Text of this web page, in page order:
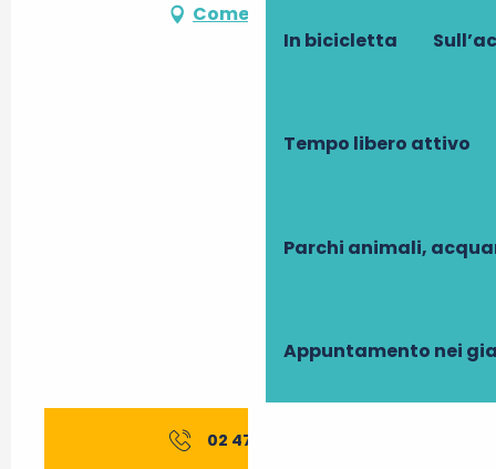
In bicicletta
Tempo libero attivo
Parchi animali,
Appuntamento nei
Come arrivare
02 47 52 54